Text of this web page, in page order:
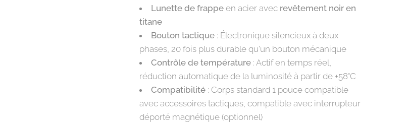
Lunette de frappe en acier avec revêtement noir en
titane
Bouton tactique : Électronique silencieux à deux
phases, 20 fois plus durable qu'un bouton mécanique
Contrôle de température : Actif en temps réel,
réduction automatique de la luminosité à partir de +58°C
Compatibilité : Corps standard 1 pouce compatible
avec accessoires tactiques, compatible avec interrupteur
déporté magnétique (optionnel)